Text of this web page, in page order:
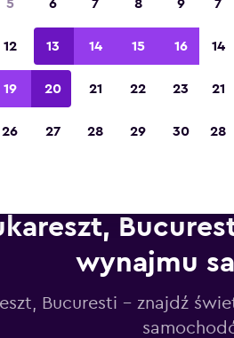
turystyczna w
wynajmu
Bucuresti – znajdź
5 6 7 8 9
12 13 14 15 16
19 20 21 22 23
26 27 28 29 30
7
14
21
28